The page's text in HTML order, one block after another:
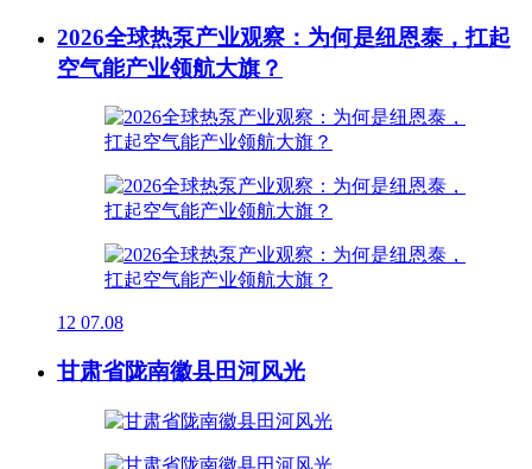
2026全球热泵产业观察：为何是纽恩泰，扛起
空气能产业领航大旗？
12 07.08
甘肃省陇南徽县田河风光